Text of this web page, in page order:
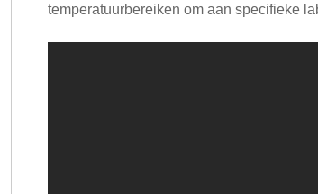
temperatuurbereiken om aan specifieke